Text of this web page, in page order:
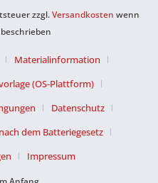
zzgl.Versandkosten wenn
Materialinformation
(OS-Plattform)
Datenschutz
dem Batteriegesetz
Impressum